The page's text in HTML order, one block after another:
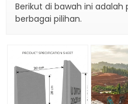
Berikut di bawah ini
berbagai pilihan.